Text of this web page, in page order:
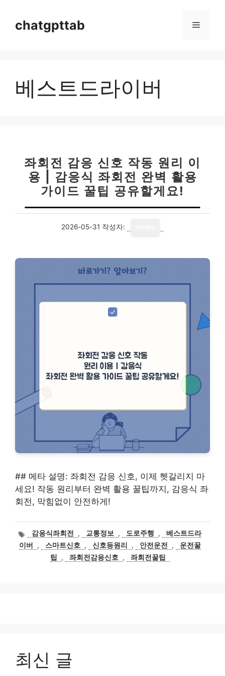
chatgpttab 메
베스트드라이버
좌회전 감응 신호 작동 원리 이
용 | 감응식 좌회전 완벽 활용
가이드 꿀팁 공유할게요!
2026-05-31 작성자:
## 메타 설명: 좌회전 감응 신호, 이제 헷갈리지 마
세요! 작동 원리부터 완벽 활용 꿀팁까지, 감응식 좌
회전, 막힘없이 안전하게!
태
그
감응식좌회전 , 교통정보 , 도로주행 ,
베스트드라
이버
, 스마트신호 , 신호등원리 , 안전운전 ,
운전꿀
팁
, 좌회전감응신호 , 좌회전꿀팁
최신 글